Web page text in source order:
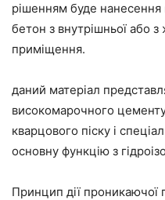
рішенням буде нанесення
бетон з внутрішньої або з
приміщення.
даний матеріал
високомарочного
кварцового піску і
основну функцію з
Принцип дії проникаючої